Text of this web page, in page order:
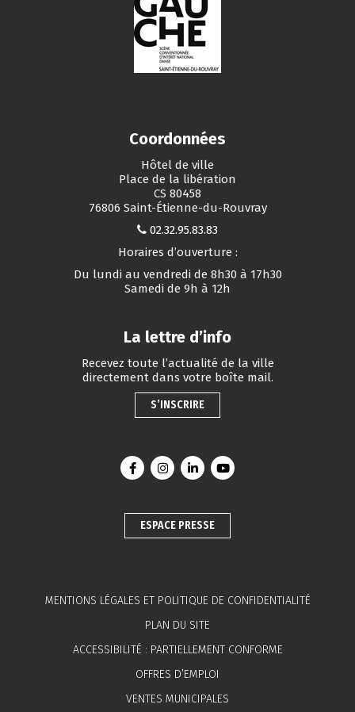
Coordonnées
Hôtel de ville
Place de la libération
CS 80458
76806 Saint-Étienne-du-Rouvray
02.32.95.83.83
Horaires d’ouverture :
Du lundi au vendredi de 8h30 à 17h30
Samedi de 9h à 12h
La lettre d’info
Recevez toute l’actualité de la ville
directement dans votre boîte mail.
S’INSCRIRE
Lien vers le compte Facebook
Lien vers le compte Instagram
Lien vers le compte Linkedin
Lien vers la chaîne
ESPACE PRESSE
MENTIONS LÉGALES ET POLITIQUE DE CONFIDENTIALITÉ
PLAN DU SITE
ACCESSIBILITÉ : PARTIELLEMENT CONFORME
OFFRES D’EMPLOI
VENTES MUNICIPALES